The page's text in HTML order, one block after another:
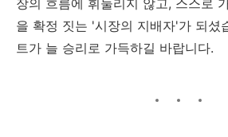
장의 흐름에 휘둘리지 않고, 스스로
을 확정 짓는 '시장의 지배자'가 되셨
트가 늘 승리로 가득하길 바랍니다.